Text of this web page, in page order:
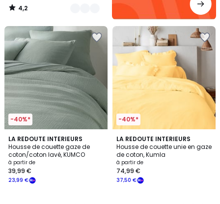
4,2
/
-40%*
LA REDOUTE INTERIEURS
Housse de couette gaze de
coton/coton lavé, KUMCO
à partir de
23,99 €
39,99 €
3,2
/ 5
10
Couleurs
-40%*
LA REDOUTE INTERIEURS
Housse de couette unie en gaze
de coton, Kumla
à partir de
37,50 €
74,99 €
3,6
/ 5
17
Couleurs